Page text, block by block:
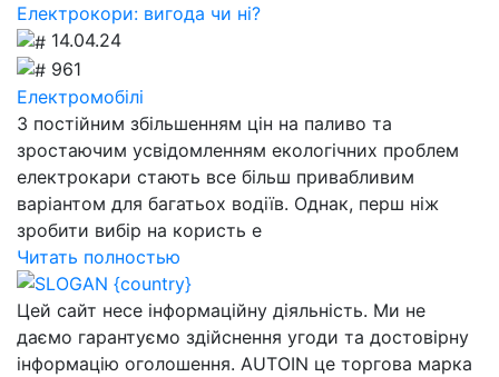
Електрокори: вигода чи ні?
14.04.24
961
Електромобілі
З постійним збільшенням цін на паливо та
зростаючим усвідомленням екологічних проблем
електрокари стають все більш привабливим
варіантом для багатьох водіїв. Однак, перш ніж
зробити вибір на користь е
Читать полностью
Цей сайт несе інформаційну діяльність. Ми не
даємо гарантуємо здійснення угоди та достовірну
інформацію оголошення. AUTOIN це торгова марка